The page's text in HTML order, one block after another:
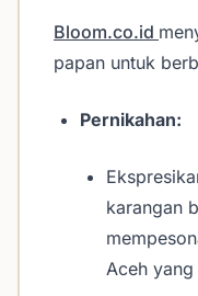
Bloom.co.id
papan untuk
Pernikahan:
karangan
Aceh yang